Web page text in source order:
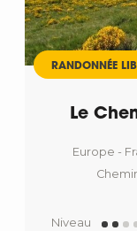
RANDONNÉE
Le
Europe -
Niveau